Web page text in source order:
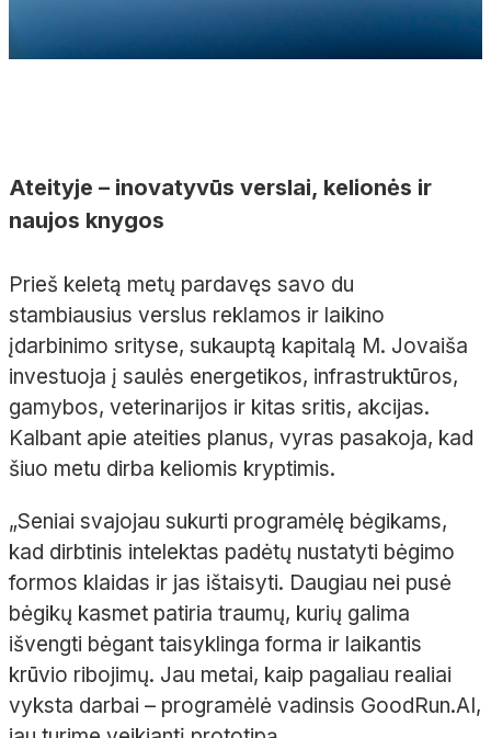
Ateityje – inovatyvūs verslai, kelionės ir
naujos knygos
Prieš keletą metų pardavęs savo du
stambiausius verslus reklamos ir laikino
įdarbinimo srityse, sukauptą kapitalą M. Jovaiša
investuoja į saulės energetikos, infrastruktūros,
gamybos, veterinarijos ir kitas sritis, akcijas.
Kalbant apie ateities planus, vyras pasakoja, kad
šiuo metu dirba keliomis kryptimis.
„Seniai svajojau sukurti programėlę bėgikams,
kad dirbtinis intelektas padėtų nustatyti bėgimo
formos klaidas ir jas ištaisyti. Daugiau nei pusė
bėgikų kasmet patiria traumų, kurių galima
išvengti bėgant taisyklinga forma ir laikantis
krūvio ribojimų. Jau metai, kaip pagaliau realiai
vyksta darbai – programėlė vadinsis GoodRun.AI,